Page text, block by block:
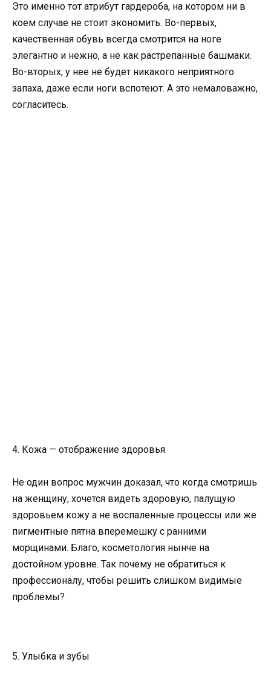
Это именно тот атрибут гардероба, на котором ни в
коем случае не стоит экономить. Во-первых,
качественная обувь всегда смотрится на ноге
элегантно и нежно, а не как растрепанные башмаки.
Во-вторых, у нее не будет никакого неприятного
запаха, даже если ноги вспотеют. А это немаловажно,
согласитесь.
4. Кожа — отображение здоровья
Не один вопрос мужчин доказал, что когда смотришь
на женщину, хочется видеть здоровую, палущую
здоровьем кожу а не воспаленные процессы или же
пигментные пятна вперемешку с ранними
морщинами. Благо, косметология нынче на
достойном уровне. Так почему не обратиться к
профессионалу, чтобы решить слишком видимые
проблемы?
5. Улыбка и зубы